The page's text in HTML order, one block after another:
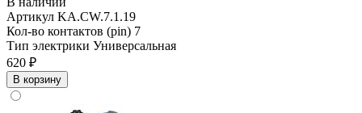
Артикул KA.CW.7.1.19
Кол-во контактов (pin) 7
Тип электрики Универсальная
620 ₽
В корзину